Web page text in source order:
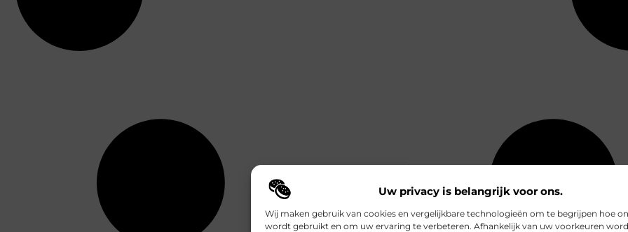
Uw privacy is belangrijk voor ons.
Wij maken gebruik van cookies en vergelijkbare technologieën om te begrijpen hoe
wordt gebruikt en om uw ervaring te verbeteren. Afhankelijk van uw voorkeuren